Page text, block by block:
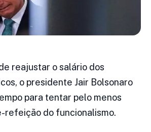
reajustar o salário dos
o presidente Jair Bolsonaro
para tentar pelo menos
refeição do funcionalismo.